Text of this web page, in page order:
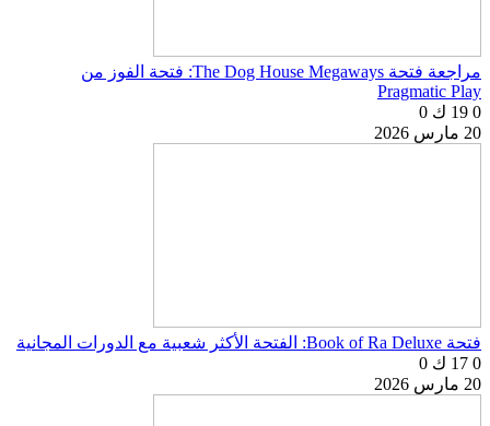
مراجعة فتحة The Dog House Megaways: فتحة الفوز من
Pragmatic Play
0 19 ك
0
20 مارس 2026
فتحة Book of Ra Deluxe: الفتحة الأكثر شعبية مع الدورات المجانية
0 17 ك
0
20 مارس 2026